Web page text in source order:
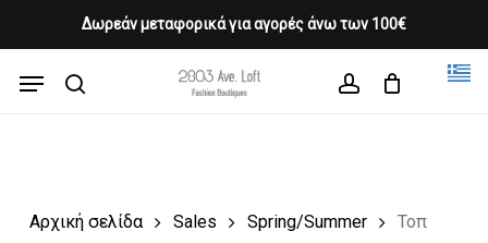
Δωρεάν μεταφορικά για αγορές άνω των 100€
content
Menu
Cart CLOSE
CART
Αρχική σελίδα Sales Spring/Summer
Τοπ
Close